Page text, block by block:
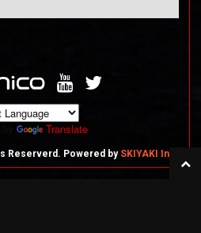
Translate
Reserverd. Powered by SKIYAKI Inc.